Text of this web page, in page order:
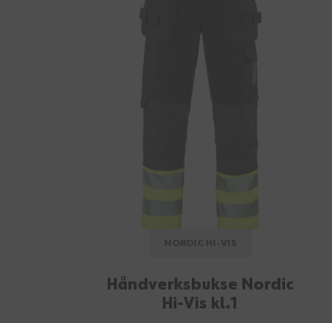
Håndverksbukse Nordic
Hi-Vis kl.1